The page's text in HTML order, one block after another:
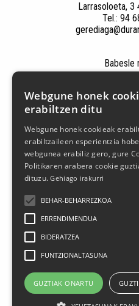
Larrasoloeta, 3
Tel.: 94
Babesle
Jarrai gaitzazu
Webgune honek
erabiltzen ditu
Webgune honek cookieak
erabiltzaileen esperientzia
webgunea erabiliz gero, gure
Politikaren arabera cookie
dituzu.Gehiago irakurri
BEHAR-BEHARREZKOA
ERRENDIMENDUA
BIDERATZEA
FUNTZIONALTASUNA
GUZTIAK ONARTU